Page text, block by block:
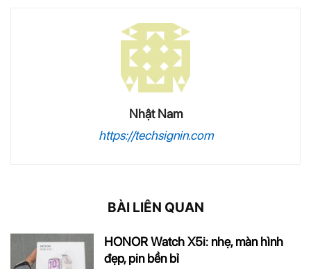
Nhật Nam
https://techsignin.com
BÀI LIÊN QUAN
HONOR Watch X5i: nhẹ, màn hình
đẹp, pin bền bỉ